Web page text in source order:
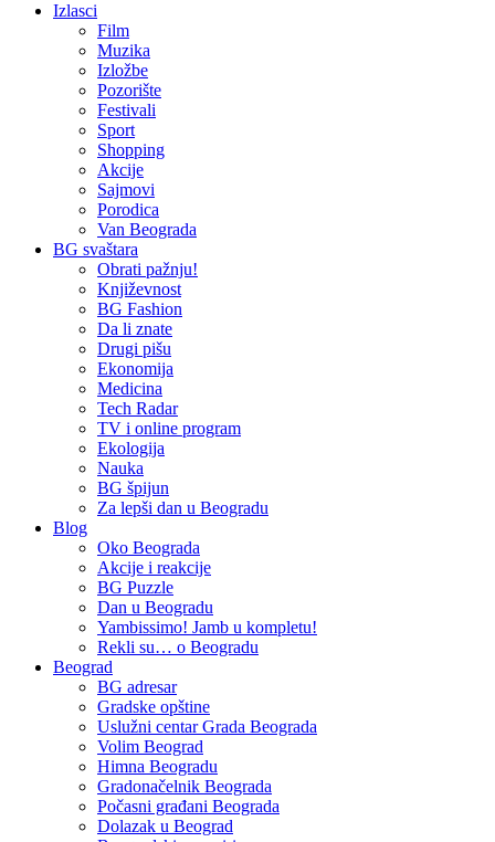
Izlasci
Film
Muzika
Izložbe
Pozorište
Festivali
Sport
Shopping
Akcije
Sajmovi
Porodica
Van Beograda
BG svaštara
Obrati pažnju!
Književnost
BG Fashion
Da li znate
Drugi pišu
Ekonomija
Medicina
Tech Radar
TV i online program
Ekologija
Nauka
BG špijun
Za lepši dan u Beogradu
Blog
Oko Beograda
Akcije i reakcije
BG Puzzle
Dan u Beogradu
Yambissimo! Jamb u kompletu!
Rekli su… o Beogradu
Beograd
BG adresar
Gradske opštine
Uslužni centar Grada Beograda
Volim Beograd
Himna Beogradu
Gradonačelnik Beograda
Počasni građani Beograda
Dolazak u Beograd